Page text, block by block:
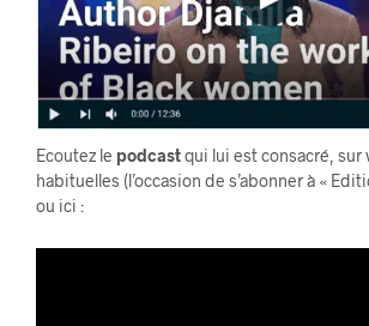
Ecoutez le podcastqui lui est consacré, sur
habituelles (l’occasion de s’abonner à «
ou ici :